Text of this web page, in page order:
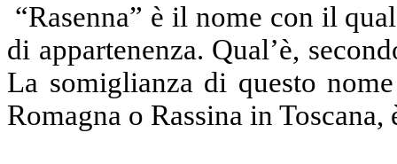
“Rasenna” è il nome con il
di appartenenza. Qual’è,
La somiglianza di questo
Romagna o Rassina in Toscana,